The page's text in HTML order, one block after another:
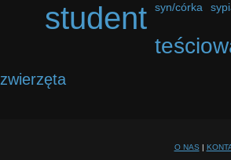
student syn/córka
zwierzęta
O NAS |